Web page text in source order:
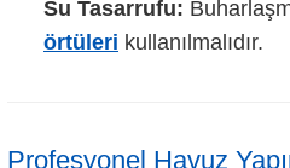
Su Tasarrufu:
örtüleri kullanılmalıdır.
Profesyonel Havuz